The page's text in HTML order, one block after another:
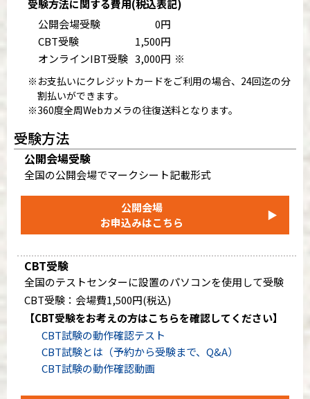
受験方法に関する費用(税込表記)
公開会場受験
0円
CBT受験
1,500円
オンラインIBT受験 3,000円 ※
※お支払いにクレジットカードをご利用の場合、24回迄の分
割払いができます。
※360度全周Webカメラの往復送料となります。
受験方法
公開会場受験
全国の公開会場でマークシート記載形式
公開会場
お申込みはこちら
▶
CBT受験
全国のテストセンターに設置のパソコンを使用して受験
CBT受験：会場費1,500円(税込)
【CBT受験をお考えの方はこちらを確認してください】
CBT試験の動作確認テスト
CBT試験とは（予約から受験まで、Q&A）
CBT試験の動作確認動画